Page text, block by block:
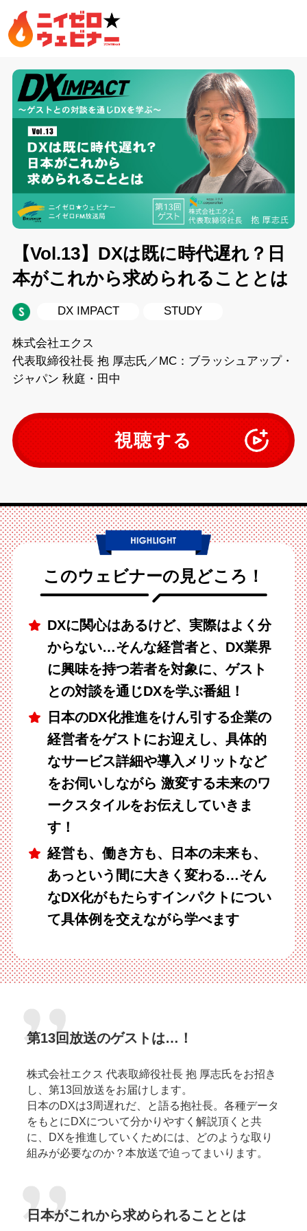
【Vol.13】DXは既に時代遅れ？日
本がこれから求められることとは
DX IMPACT STUDY
株式会社エクス
代表取締役社長 抱 厚志氏／MC：ブラッシュアップ・
ジャパン 秋庭・田中
視聴する
このウェビナーの見どころ！
DXに関心はあるけど、実際はよく分
からない…そんな経営者と、DX業界
に興味を持つ若者を対象に、ゲスト
との対談を通じDXを学ぶ番組！
日本のDX化推進をけん引する企業の
経営者をゲストにお迎えし、具体的
なサービス詳細や導入メリットなど
をお伺いしながら 激変する未来のワ
ークスタイルをお伝えしていきま
す！
経営も、働き方も、日本の未来も、
あっという間に大きく変わる…そん
なDX化がもたらすインパクトについ
て具体例を交えながら学べます
第13回放送のゲストは…！
株式会社エクス 代表取締役社長 抱 厚志氏をお招き
し、第13回放送をお届けします。
日本のDXは3周遅れだ、と語る抱社長。各種データ
をもとにDXについて分かりやすく解説頂くと共
に、DXを推進していくためには、どのような取り
組みが必要なのか？本放送で迫ってまいります。
日本がこれから求められることとは